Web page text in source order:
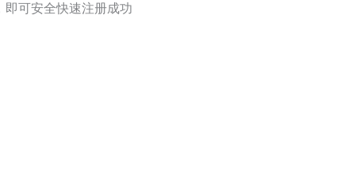
可安全快速注册成功